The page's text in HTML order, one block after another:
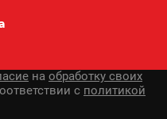
на обработку своих
с политикой